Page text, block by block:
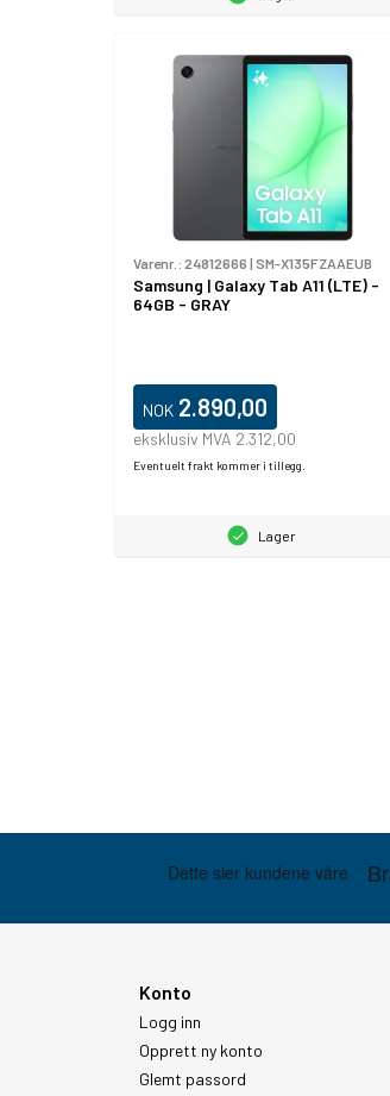
Varenr.: 24812666 | SM-X135FZAAEUB
Samsung | Galaxy Tab A11 (LTE) -
64GB - GRAY
NOK 2.890,00
eksklusiv MVA 2.312,00
Eventuelt frakt kommer i tillegg.
Lager
Konto
Logg inn
Opprett ny konto
Glemt passord